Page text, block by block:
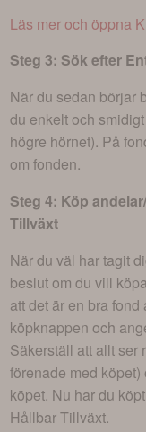
Läs mer och öppna
Steg 3: Sök efter
När du sedan börjar
du enkelt och
högre hörnet). På
om fonden.
Steg 4: Köp
Tillväxt
När du väl har tagit
beslut om du vill
att det är en bra
köpknappen och
Säkerställ att allt ser
förenade med
köpet. Nu har du
Hållbar Tillväxt.